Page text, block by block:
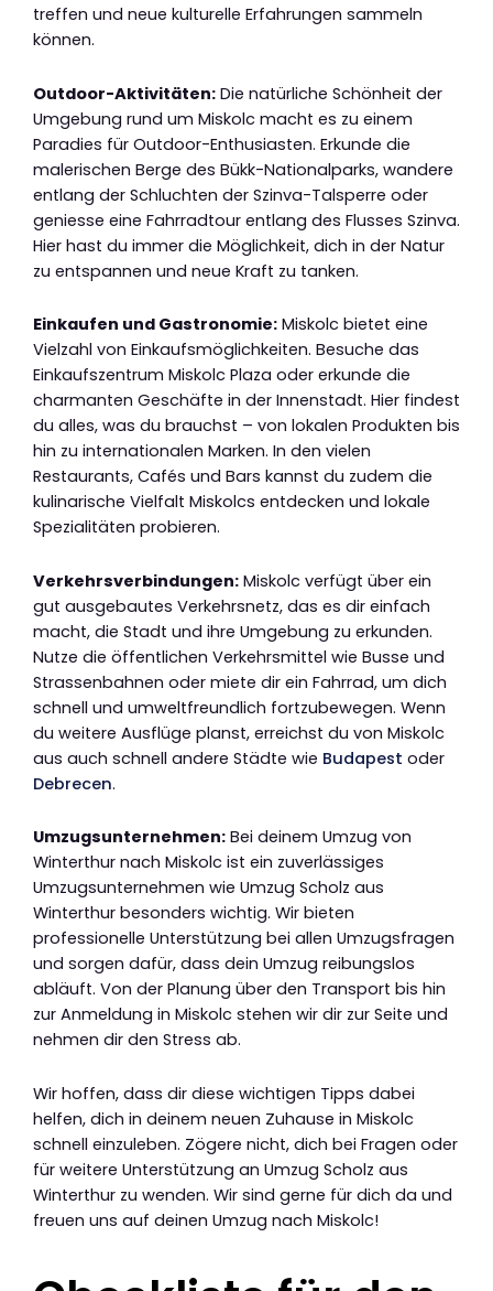
treffen und neue kulturelle Erfahrungen sammeln
können.
Outdoor-Aktivitäten: Die natürliche Schönheit der
Umgebung rund um Miskolc macht es zu einem
Paradies für Outdoor-Enthusiasten. Erkunde die
malerischen Berge des Bükk-Nationalparks, wandere
entlang der Schluchten der Szinva-Talsperre oder
geniesse eine Fahrradtour entlang des Flusses Szinva.
Hier hast du immer die Möglichkeit, dich in der Natur
zu entspannen und neue Kraft zu tanken.
Einkaufen und Gastronomie: Miskolc bietet eine
Vielzahl von Einkaufsmöglichkeiten. Besuche das
Einkaufszentrum Miskolc Plaza oder erkunde die
charmanten Geschäfte in der Innenstadt. Hier findest
du alles, was du brauchst – von lokalen Produkten bis
hin zu internationalen Marken. In den vielen
Restaurants, Cafés und Bars kannst du zudem die
kulinarische Vielfalt Miskolcs entdecken und lokale
Spezialitäten probieren.
Verkehrsverbindungen: Miskolc verfügt über ein
gut ausgebautes Verkehrsnetz, das es dir einfach
macht, die Stadt und ihre Umgebung zu erkunden.
Nutze die öffentlichen Verkehrsmittel wie Busse und
Strassenbahnen oder miete dir ein Fahrrad, um dich
schnell und umweltfreundlich fortzubewegen. Wenn
du weitere Ausflüge planst, erreichst du von Miskolc
aus auch schnell andere Städte wie Budapest oder
Debrecen.
Umzugsunternehmen: Bei deinem Umzug von
Winterthur nach Miskolc ist ein zuverlässiges
Umzugsunternehmen wie Umzug Scholz aus
Winterthur besonders wichtig. Wir bieten
professionelle Unterstützung bei allen Umzugsfragen
und sorgen dafür, dass dein Umzug reibungslos
abläuft. Von der Planung über den Transport bis hin
zur Anmeldung in Miskolc stehen wir dir zur Seite und
nehmen dir den Stress ab.
Wir hoffen, dass dir diese wichtigen Tipps dabei
helfen, dich in deinem neuen Zuhause in Miskolc
schnell einzuleben. Zögere nicht, dich bei Fragen oder
für weitere Unterstützung an Umzug Scholz aus
Winterthur zu wenden. Wir sind gerne für dich da und
freuen uns auf deinen Umzug nach Miskolc!